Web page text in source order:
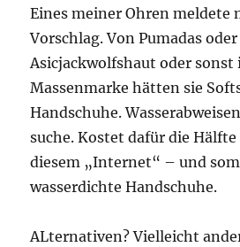
Eines meiner Ohren meldete
Vorschlag. Von Pumadas oder
Asicjackwolfshaut oder sonst
Massenmarke hätten sie
Handschuhe.
suche. Kostet dafür die
diesem „Internet“ – und
wasserdichte Handschuhe.
ALternativen? Vielleicht